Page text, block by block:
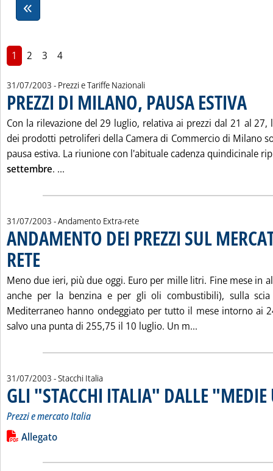
1 2 3 4
31/07/2003 - Prezzi e Tariffe Nazionali
PREZZI DI MILANO, PAUSA ESTIVA
Con la rilevazione del 29 luglio, relativa ai prezzi dal 21 al 27,
dei prodotti petroliferi della Camera di Commercio di Milano
pausa estiva. La riunione con l'abituale cadenza quindicinale
settembre. ...
31/07/2003 - Andamento Extra-rete
ANDAMENTO DEI PREZZI SUL
RETE
Meno due ieri, più due oggi. Euro per mille litri. Fine mese in
anche per la benzina e per gli oli combustibili), sulla
Mediterraneo hanno ondeggiato per tutto il mese intorno ai
salvo una punta di 255,75 il 10 luglio. Un m...
31/07/2003 - Stacchi Italia
GLI "STACCHI ITALIA" DALLE
Prezzi e mercato Italia
Leggi tutta la notizia: 'GLI "STACCHI ITALIA" DALLE "MEDIE
Lista allegati PDF alla notizia
Allegato